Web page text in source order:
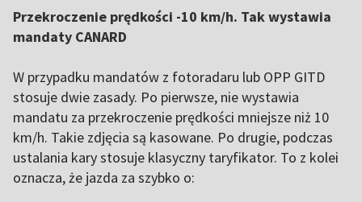
Przekroczenie prędkości -10 km/h. Tak wystawia
mandaty CANARD
W przypadku mandatów z fotoradaru lub OPP GITD
stosuje dwie zasady. Po pierwsze, nie wystawia
mandatu za przekroczenie prędkości mniejsze niż 10
km/h. Takie zdjęcia są kasowane. Po drugie, podczas
ustalania kary stosuje klasyczny taryfikator. To z kolei
oznacza, że jazda za szybko o: